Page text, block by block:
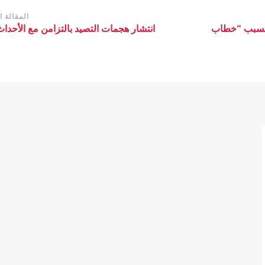
بسبب “خطاب
المقالة
انتشار هجمات التصيد بالتزامن مع